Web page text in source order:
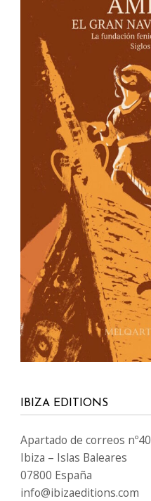
IBIZA EDITIONS
Apartado de correos nº40
Ibiza – Islas Baleares
07800 España
info@ibizaeditions.com